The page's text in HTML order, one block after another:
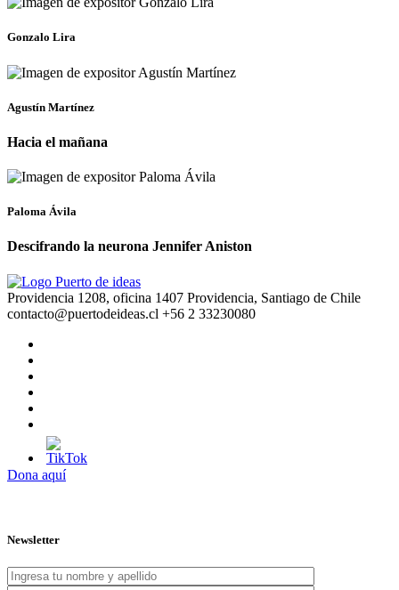
Gonzalo Lira
Agustín Martínez
Hacia el mañana
Paloma Ávila
Descifrando la neurona Jennifer Aniston
Providencia 1208, oficina 1407 Providencia, Santiago de Chile
contacto@puertodeideas.cl +56 2 33230080
Dona aquí
Newsletter